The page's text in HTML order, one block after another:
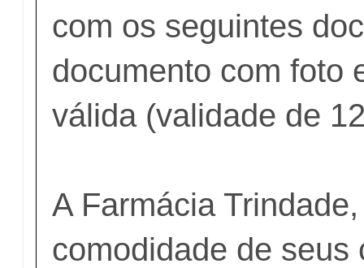
com os seguintes
documento com foto
válida (validade de
A Farmácia
comodidade de seus